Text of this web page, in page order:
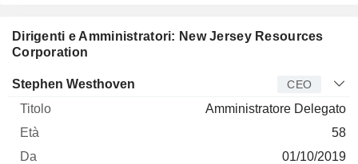
Dirigenti e Amministratori: New Jersey Resources
Corporation
Manager Titolo Età
Stephen Westhoven CEO
Amministratore Delegato
58
01/10/2019